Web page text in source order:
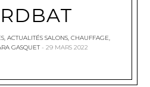
, ACTUALITÉS SALONS, CHAUFFAGE,
GASQUET 29 MARS 2022